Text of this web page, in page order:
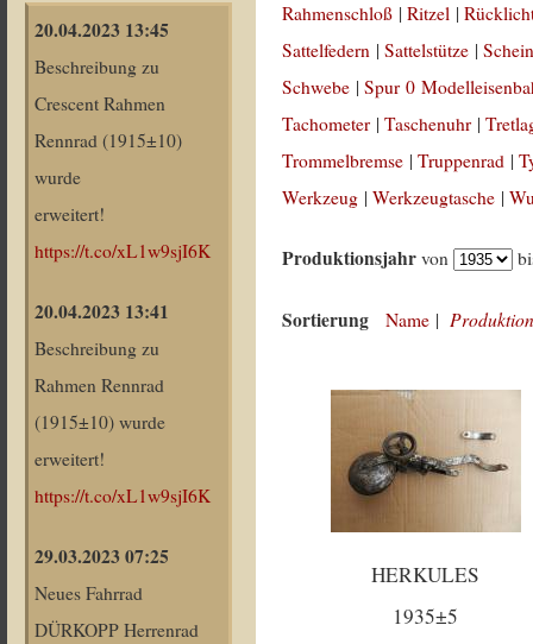
20.04.2023 13:45
Beschreibung zu
Crescent Rahmen
Rennrad (1915±10)
wurde
erweitert!
https://t.co/xL1w9sjI6K
20.04.2023 13:41
Beschreibung zu
Rahmen Rennrad
(1915±10) wurde
erweitert!
https://t.co/xL1w9sjI6K
29.03.2023 07:25
Neues Fahrrad
DÜRKOPP Herrenrad
Rahmenschloß |Ritzel |
Sattelfedern |Sattelstütze |
Schwebe |Spur 0
Tachometer |Taschenuhr |
Trommelbremse |Truppenrad |
Werkzeug |Werkzeugtasche |
Produktionsjahr von
Sortierung Name |
HERKULES
1935±5